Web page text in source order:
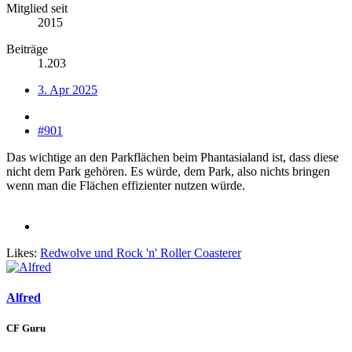
Mitglied seit
2015
Beiträge
1.203
3. Apr 2025
#901
Das wichtige an den Parkflächen beim Phantasialand ist, dass diese
nicht dem Park gehören. Es würde, dem Park, also nichts bringen
wenn man die Flächen effizienter nutzen würde.
Likes: Redwolve und Rock 'n' Roller Coasterer
Alfred
CF Guru